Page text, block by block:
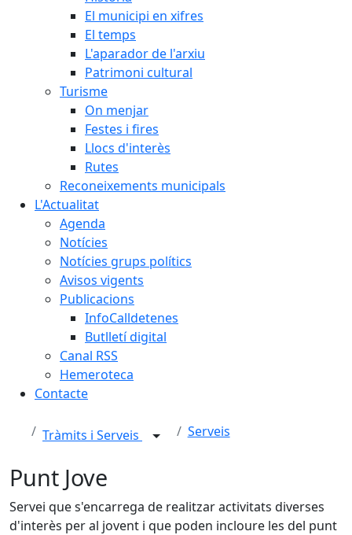
El municipi en xifres
El temps
L'aparador de l'arxiu
Patrimoni cultural
Turisme
On menjar
Festes i fires
Llocs d'interès
Rutes
Reconeixements municipals
L'Actualitat
Agenda
Notícies
Notícies grups polítics
Avisos vigents
Publicacions
InfoCalldetenes
Butlletí digital
Canal RSS
Hemeroteca
Contacte
Tràmits i Serveis Serveis
Punt Jove
Servei que s'encarrega de realitzar activitats diverses
d'interès per al jovent i que poden incloure les del punt